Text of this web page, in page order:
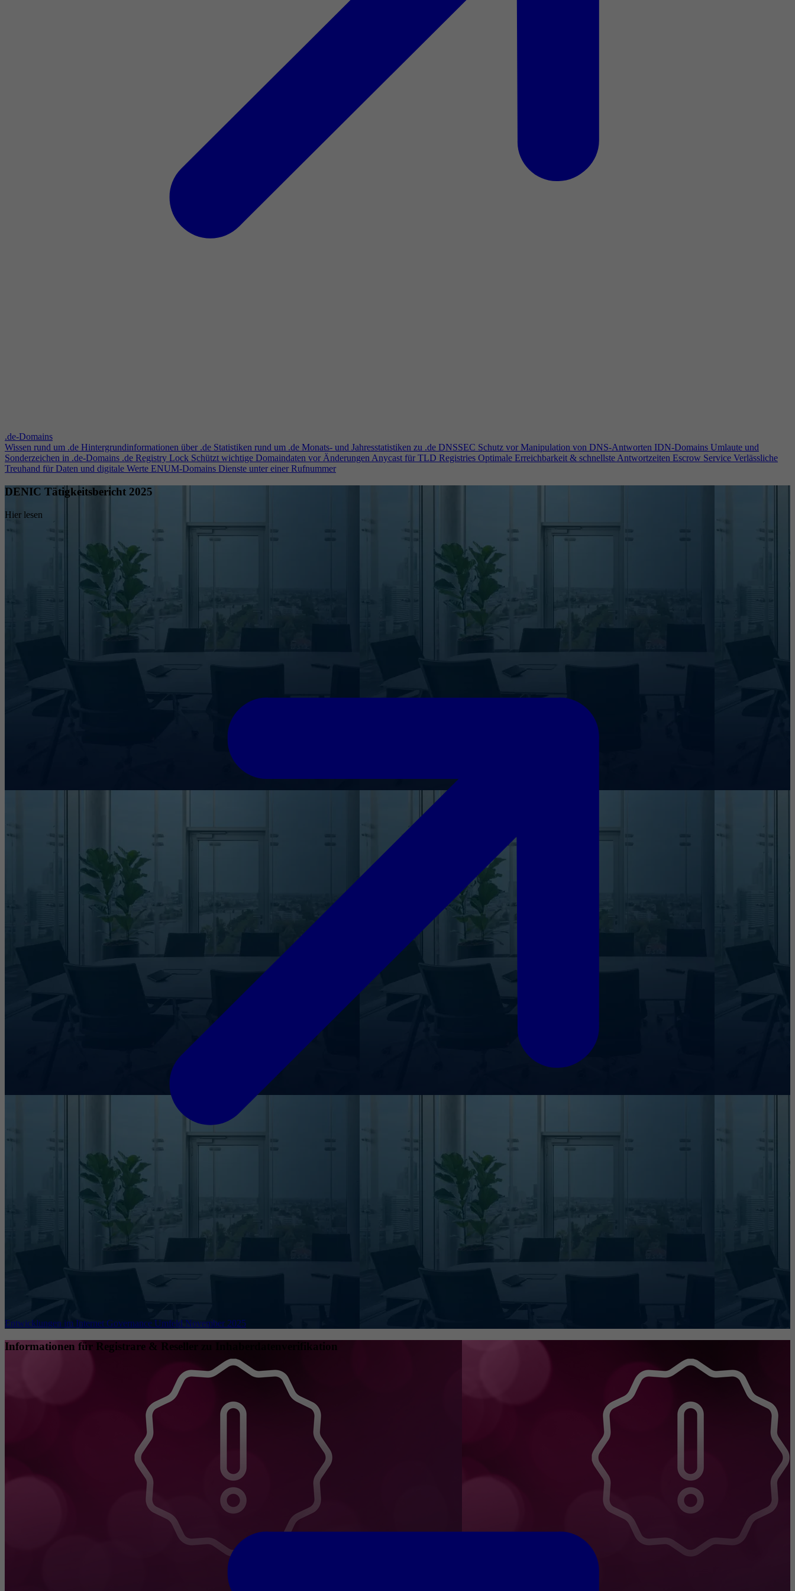
.de-Domains
Wissen rund um .de Hintergrundinformationen über .de Statistiken rund um .de Monats- und Jahresstatistiken zu .de DNSSEC Schutz vor Manipulation von DNS-Antworten IDN-Domains Umlaute und
Sonderzeichen in .de-Domains .de Registry Lock Schützt wichtige Domaindaten vor ÄnderungenAnycast für TLD Registries Optimale Erreichbarkeit & schnellste Antwortzeiten Escrow Service Verlässliche
Treuhand für Daten und digitale Werte ENUM-Domains Dienste unter einer Rufnummer
DENIC Tätigkeitsbericht 2025
Hier lesen
Entwicklungen im Internet Governance Umfeld November 2025
Informationen für Registrare & Reseller zu Inhaberdatenverifikation